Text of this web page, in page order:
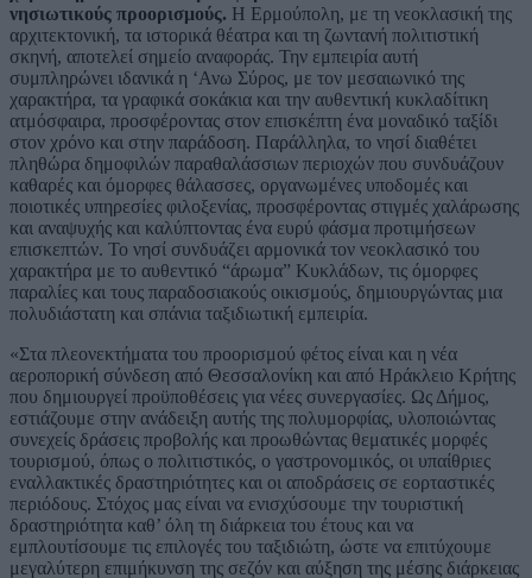
νησιωτικούς προορισμούς. Η Ερμούπολη, με τη νεοκλασική της
αρχιτεκτονική, τα ιστορικά θέατρα και τη ζωντανή πολιτιστική
σκηνή, αποτελεί σημείο αναφοράς. Την εμπειρία αυτή
συμπληρώνει ιδανικά η ‘Ανω Σύρος, με τον μεσαιωνικό της
χαρακτήρα, τα γραφικά σοκάκια και την αυθεντική κυκλαδίτικη
ατμόσφαιρα, προσφέροντας στον επισκέπτη ένα μοναδικό ταξίδι
στον χρόνο και στην παράδοση. Παράλληλα, το νησί διαθέτει
πληθώρα δημοφιλών παραθαλάσσιων περιοχών που συνδυάζουν
καθαρές και όμορφες θάλασσες, οργανωμένες υποδομές και
ποιοτικές υπηρεσίες φιλοξενίας, προσφέροντας στιγμές χαλάρωσης
και αναψυχής και καλύπτοντας ένα ευρύ φάσμα προτιμήσεων
επισκεπτών. Το νησί συνδυάζει αρμονικά τον νεοκλασικό του
χαρακτήρα με το αυθεντικό “άρωμα” Κυκλάδων, τις όμορφες
παραλίες και τους παραδοσιακούς οικισμούς, δημιουργώντας μια
πολυδιάστατη και σπάνια ταξιδιωτική εμπειρία.
«Στα πλεονεκτήματα του προορισμού φέτος είναι και η νέα
αεροπορική σύνδεση από Θεσσαλονίκη και από Ηράκλειο Κρήτης
που δημιουργεί προϋποθέσεις για νέες συνεργασίες. Ως Δήμος,
εστιάζουμε στην ανάδειξη αυτής της πολυμορφίας, υλοποιώντας
συνεχείς δράσεις προβολής και προωθώντας θεματικές μορφές
τουρισμού, όπως ο πολιτιστικός, ο γαστρονομικός, οι υπαίθριες
εναλλακτικές δραστηριότητες και οι αποδράσεις σε εορταστικές
περιόδους. Στόχος μας είναι να ενισχύσουμε την τουριστική
δραστηριότητα καθ’ όλη τη διάρκεια του έτους και να
εμπλουτίσουμε τις επιλογές του ταξιδιώτη, ώστε να επιτύχουμε
μεγαλύτερη επιμήκυνση της σεζόν και αύξηση της μέσης διάρκειας